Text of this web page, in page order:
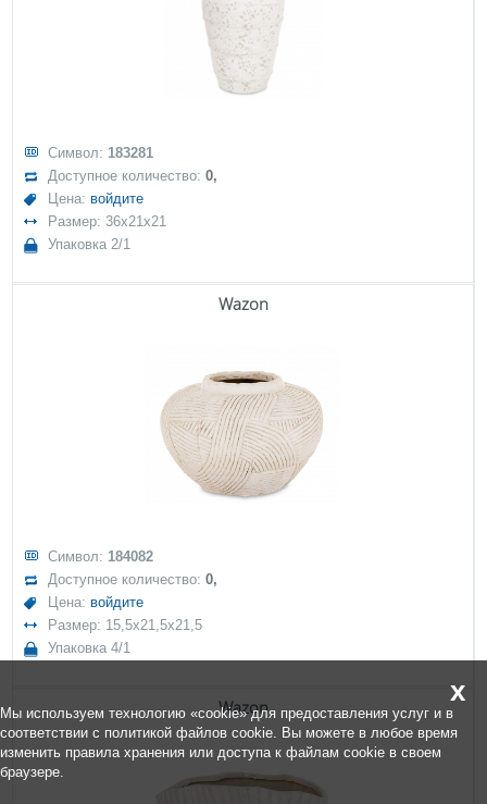
Символ: 183281
Доступное количество:0,
Цена: войдите
Размер: 36x21x21
Упаковка 2/1
Wazon
Символ: 184082
Доступное количество:0,
Цена: войдите
Размер: 15,5x21,5x21,5
Упаковка 4/1
Wazon x
Мы используем технологию «cookie» для предоставления услуг и в
соответствии с политикой файлов cookie. Вы можете в любое время
изменить правила хранения или доступа к файлам cookie в своем
браузере.